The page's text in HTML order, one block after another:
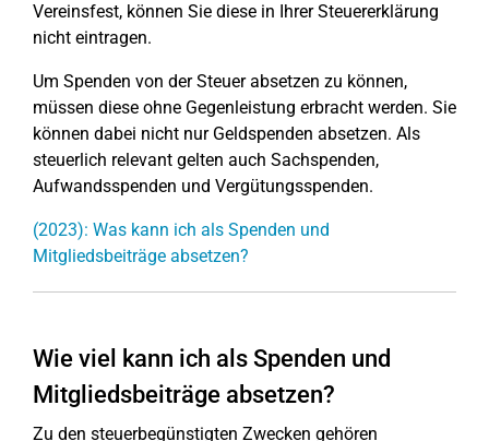
Vereinsfest, können Sie diese in Ihrer Steuererklärung
nicht eintragen.
Um Spenden von der Steuer absetzen zu können,
müssen diese ohne Gegenleistung erbracht werden. Sie
können dabei nicht nur Geldspenden absetzen. Als
steuerlich relevant gelten auch Sachspenden,
Aufwandsspenden und Vergütungsspenden.
(2023): Was kann ich als Spenden und
Mitgliedsbeiträge absetzen?
Wie viel kann ich als Spenden und
Mitgliedsbeiträge absetzen?
Zu den steuerbegünstigten Zwecken gehören